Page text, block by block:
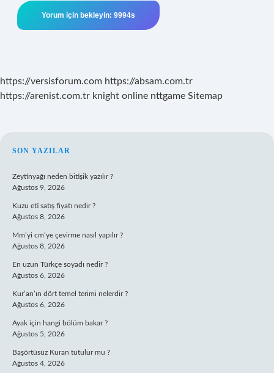
https://versisforum.com https://absam.com.tr
https://arenist.com.tr knight online nttgame Sitemap
SIDEBAR
SON YAZILAR
Zeytinyağı neden bitişik yazılır ?
Ağustos 9, 2026
Kuzu eti satış fiyatı nedir ?
Ağustos 8, 2026
Mm’yi cm’ye çevirme nasıl yapılır ?
Ağustos 8, 2026
En uzun Türkçe soyadı nedir ?
Ağustos 6, 2026
Kur’an’ın dört temel terimi nelerdir ?
Ağustos 6, 2026
Ayak için hangi bölüm bakar ?
Ağustos 5, 2026
Başörtüsüz Kuran tutulur mu ?
Ağustos 4, 2026